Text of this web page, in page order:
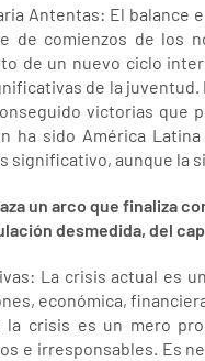
Antentas: El balance
de comienzos de los
de un nuevo ciclo
de la
victorias que
ha sido América
significativo, aunque la
un arco que finaliza
desmedida, del
La crisis actual es
económica,
la crisis es un mero
e irresponsables. Es